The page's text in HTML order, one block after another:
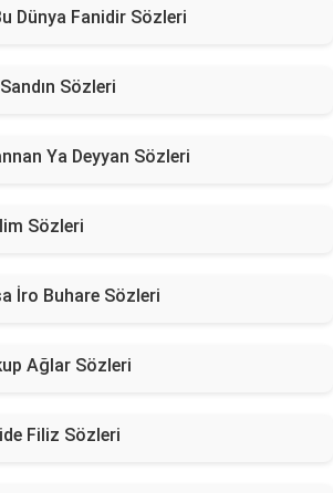
Dünya Fanidir Sözleri
Sözleri
Ya Deyyan Sözleri
Sözleri
İro Buhare Sözleri
Ağlar Sözleri
Filiz Sözleri